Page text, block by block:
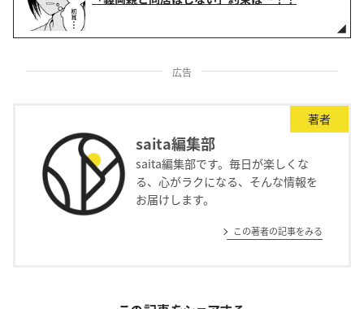
広告
著者
saita編集部
saita編集部です。毎日が楽しくな
る、心がラクになる、そんな情報を
お届けします。
この著者の記事をみる